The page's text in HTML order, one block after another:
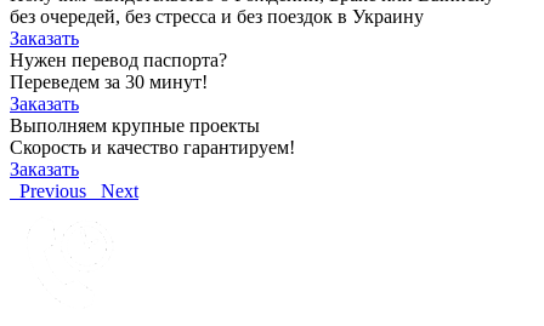
без очередей, без стресса и без поездок в Украину
Заказать
Нужен перевод паспорта?
Переведем за 30 минут!
Заказать
Выполняем крупные проекты
Скорость и качество гарантируем!
Заказать
Previous
Next